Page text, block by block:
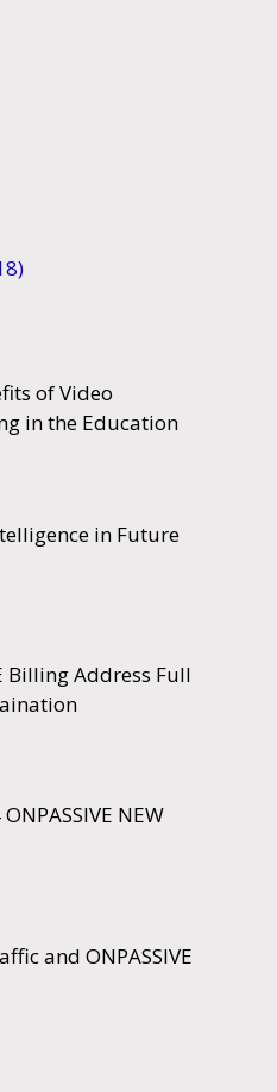
of Video
in the Education
in Future
Billing Address Full
NEW
and ONPASSIVE